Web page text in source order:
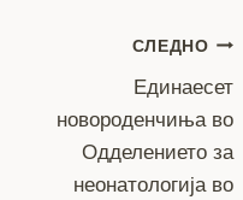
СЛЕДНО
Единаесет
новороденчиња во
Одделението за
неонатологија во